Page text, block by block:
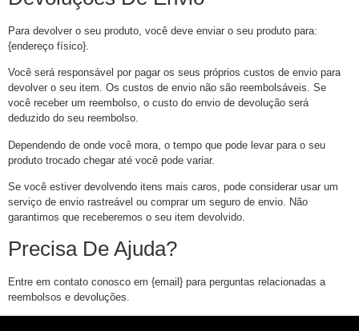
Para devolver o seu produto, você deve enviar o seu produto para:
{endereço físico}.
Você será responsável por pagar os seus próprios custos de envio para
devolver o seu item. Os custos de envio não são reembolsáveis. Se
você receber um reembolso, o custo do envio de devolução será
deduzido do seu reembolso.
Dependendo de onde você mora, o tempo que pode levar para o seu
produto trocado chegar até você pode variar.
Se você estiver devolvendo itens mais caros, pode considerar usar um
serviço de envio rastreável ou comprar um seguro de envio. Não
garantimos que receberemos o seu item devolvido.
Precisa De Ajuda?
Entre em contato conosco em {email} para perguntas relacionadas a
reembolsos e devoluções.